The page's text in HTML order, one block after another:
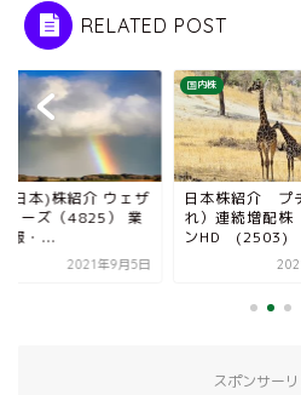
RELATED POST
(日本)株紹介 ウェザ
ューズ（4825） 業
報・...
2021年9月5日
国内株
日本株紹介 プ
れ）連続増配
ンHD (2503)
スポンサー